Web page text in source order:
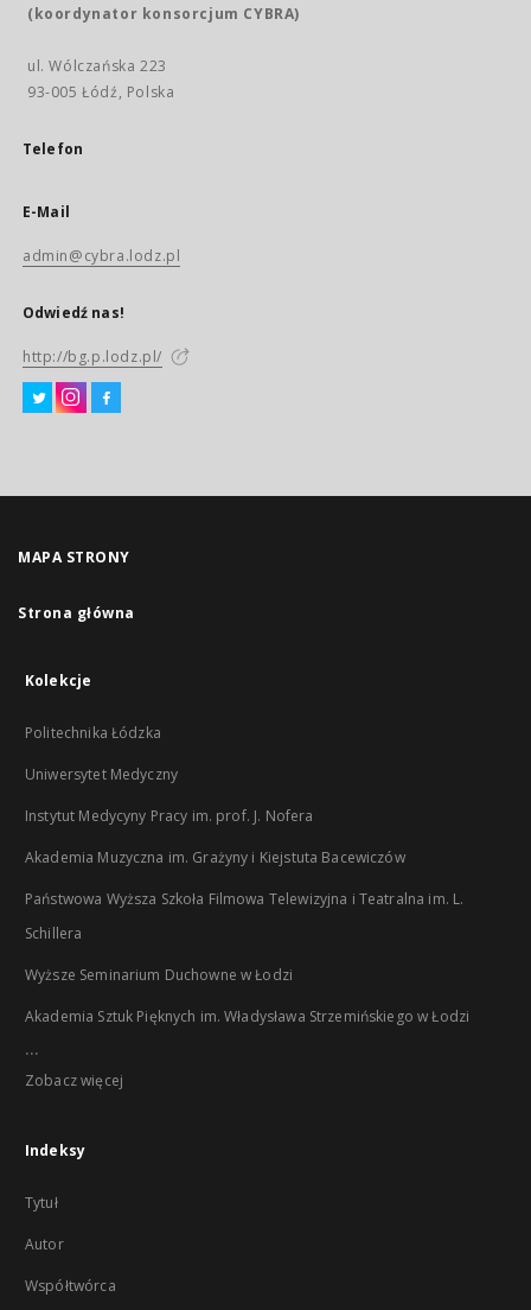
(koordynator konsorcjum CYBRA)
ul. Wólczańska 223
93-005 Łódź, Polska
Telefon
E-Mail
admin@cybra.lodz.pl
Odwiedź nas!
http://bg.p.lodz.pl/
MAPA STRONY
Strona główna
Kolekcje
Politechnika Łódzka
Uniwersytet Medyczny
Instytut Medycyny Pracy im. prof. J. Nofera
Akademia Muzyczna im. Grażyny i Kiejstuta Bacewiczów
Państwowa Wyższa Szkoła Filmowa Telewizyjna i Teatralna im. L.
Schillera
Wyższe Seminarium Duchowne w Łodzi
Akademia Sztuk Pięknych im. Władysława Strzemińskiego w Łodzi
...
Zobacz więcej
Indeksy
Tytuł
Autor
Współtwórca